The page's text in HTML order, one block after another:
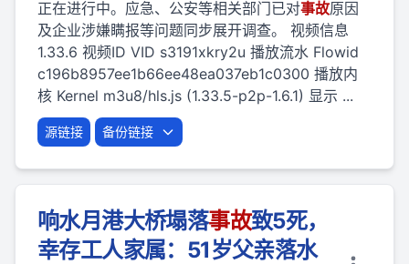
正在进行中。应急、公安等相关部门已对事故原因
及企业涉嫌瞒报等问题同步展开调查。 视频信息
1.33.6 视频ID VID s3191xkry2u 播放流水 Flowid
c196b8957ee1b66ee48ea037eb1c0300 播放内
核 Kernel m3u8/hls.js (1.33.5-p2p-1.6.1) 显示 ...
源链接 备份链接
响水月港大桥塌落事故致5死，
幸存工人家属：51岁父亲落水